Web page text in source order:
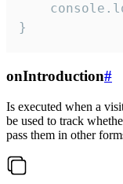
}
onIntroduction#
Is executed when a
be used to track
pass them in other